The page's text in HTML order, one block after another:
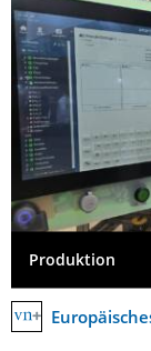
Produktion